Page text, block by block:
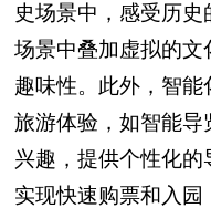
史场景中，感受历
场景中叠加虚拟的
趣味性。此外，智
旅游体验，如智能
兴趣，提供个性化
实现快速购票和入园